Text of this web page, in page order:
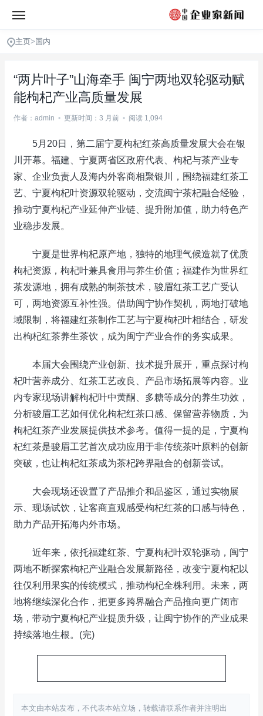
主页> 国内
“两片叶子”山海牵手 闽宁两地双轮驱动赋
能枸杞产业高质量发展
作者：admin • 更新时间：3 月前 • 阅读 1,094
5月20日，第二届宁夏枸杞红茶高质量发展大会在银
川开幕。福建、宁夏两省区政府代表、枸杞与茶产业专
家、企业负责人及海内外客商相聚银川，围绕福建红茶工
艺、宁夏枸杞叶资源双轮驱动，交流闽宁茶杞融合经验，
推动宁夏枸杞产业延伸产业链、提升附加值，助力特色产
业稳步发展。
宁夏是世界枸杞原产地，独特的地理气候造就了优质
枸杞资源，枸杞叶兼具食用与养生价值；福建作为世界红
茶发源地，拥有成熟的制茶技术，骏眉红茶工艺广受认
可，两地资源互补性强。借助闽宁协作契机，两地打破地
域限制，将福建红茶制作工艺与宁夏枸杞叶相结合，研发
出枸杞红茶养生茶饮，成为闽宁产业合作的务实成果。
本届大会围绕产业创新、技术提升展开，重点探讨枸
杞叶营养成分、红茶工艺改良、产品市场拓展等内容。业
内专家现场讲解枸杞叶中黄酮、多糖等成分的养生功效，
分析骏眉工艺如何优化枸杞红茶口感、保留营养物质，为
枸杞红茶产业发展提供技术参考。值得一提的是，宁夏枸
杞红茶是骏眉工艺首次成功应用于非传统茶叶原料的创新
突破，也让枸杞红茶成为茶杞跨界融合的创新尝试。
大会现场还设置了产品推介和品鉴区，通过实物展
示、现场试饮，让客商直观感受枸杞红茶的口感与特色，
助力产品开拓海内外市场。
近年来，依托福建红茶、宁夏枸杞叶双轮驱动，闽宁
两地不断探索枸杞产业融合发展新路径，改变宁夏枸杞以
往仅利用果实的传统模式，推动枸杞全株利用。未来，两
地将继续深化合作，把更多跨界融合产品推向更广阔市
场，带动宁夏枸杞产业提质升级，让闽宁协作的产业成果
持续落地生根。(完)
本文由本站发布，不代表本站立场，转载请联系作者并注明出